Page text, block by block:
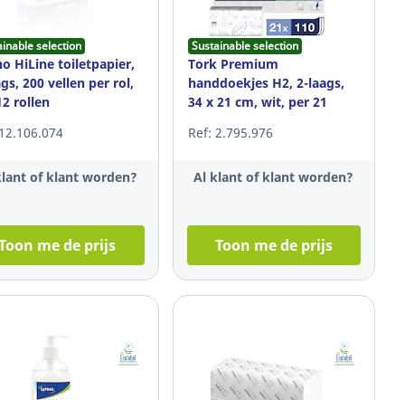
selection
HiLine toiletpapier,
200 vellen per rol,
rollen
of klant worden?
me de prijs
Sustainable selection
Tork Premium
handdoekjes H2, 2-laags,
34 x 21 cm, wit, per 21
Ref: 2.795.976
Al klant of klant worden?
Toon me de prijs